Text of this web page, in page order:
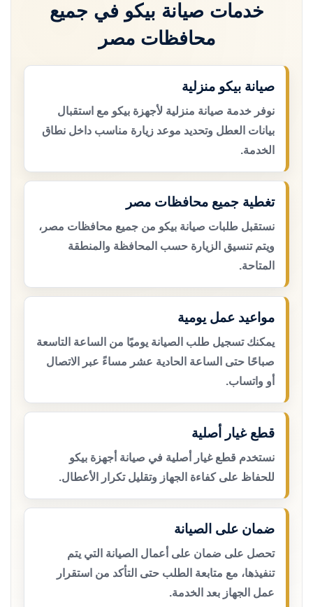
خدمات صيانة بيكو في جميع
محافظات مصر
صيانة بيكو منزلية
نوفر خدمة صيانة منزلية لأجهزة بيكو مع استقبال
بيانات العطل وتحديد موعد زيارة مناسب داخل نطاق
الخدمة.
تغطية جميع محافظات مصر
نستقبل طلبات صيانة بيكو من جميع محافظات مصر،
ويتم تنسيق الزيارة حسب المحافظة والمنطقة
المتاحة.
مواعيد عمل يومية
يمكنك تسجيل طلب الصيانة يوميًا من الساعة التاسعة
صباحًا حتى الساعة الحادية عشر مساءً عبر الاتصال
أو واتساب.
قطع غيار أصلية
نستخدم قطع غيار أصلية في صيانة أجهزة بيكو
للحفاظ على كفاءة الجهاز وتقليل تكرار الأعطال.
ضمان على الصيانة
تحصل على ضمان على أعمال الصيانة التي يتم
تنفيذها، مع متابعة الطلب حتى التأكد من استقرار
عمل الجهاز بعد الخدمة.